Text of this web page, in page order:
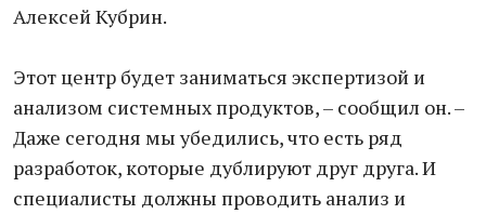
Алексей Кубрин.
Этот центр будет заниматься экспертизой и
анализом системных продуктов, – сообщил он. –
Даже сегодня мы убедились, что есть ряд
разработок, которые дублируют друг друга. И
специалисты должны проводить анализ и